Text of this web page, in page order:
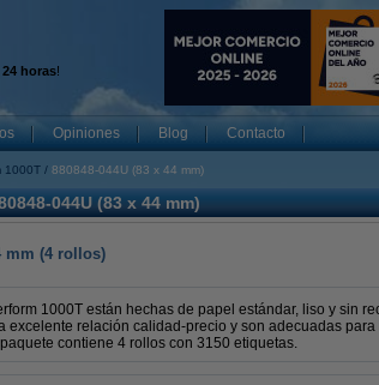
24 horas!
Opiniones Blog Contacto
1000T 880848-044U (83 x 44 mm)
044U (83 x 44 mm)
mm (4 rollos)
1000T están hechas de papel estándar, liso y sin
excelente relación calidad-precio y son adecuadas
contiene 4 rollos con 3150 etiquetas.